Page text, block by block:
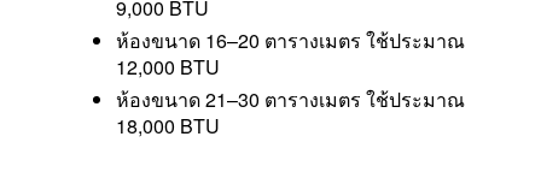
9,000 BTU
ห้องขนาด 16–20 ตารางเมตร ใช้ประมาณ
12,000 BTU
ห้องขนาด 21–30 ตารางเมตร ใช้ประมาณ
18,000 BTU